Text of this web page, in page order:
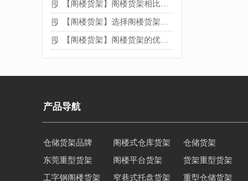
【阁楼货架】阁楼货架相比传统货架的优势是什么
【阁楼货架】选择阁楼货架的好处？
【阁楼货架】阁楼货架的优点是什么
产品导航
仓储货架品牌 阁楼式仓库货架 仓储货架
东莞重型货架
阁楼平台货架 货架重型货架
工字钢阁楼货架
窄巷式托盘货架 重型仓储货架